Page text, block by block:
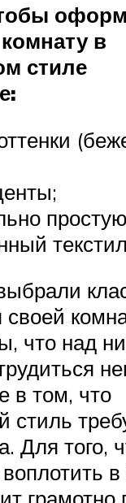
в
стиле
что над
в том, что
стиль
Для того,
в